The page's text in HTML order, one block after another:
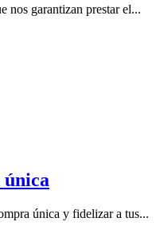
garantizan prestar el...
única y fidelizar a tus...